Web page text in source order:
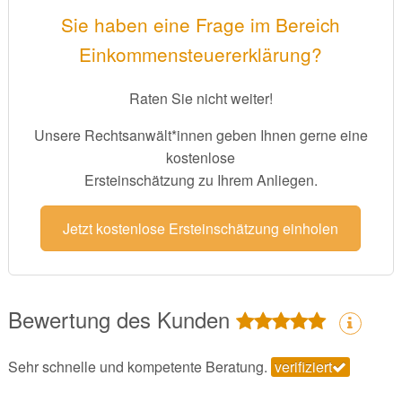
Sie haben eine Frage im Bereich
Einkommensteuererklärung?
Raten Sie nicht weiter!
Unsere Rechtsanwält*innen geben Ihnen gerne eine
kostenlose
Ersteinschätzung zu Ihrem Anliegen.
Jetzt kostenlose Ersteinschätzung einholen
Bewertung des Kunden
Sehr schnelle und kompetente Beratung. verifiziert